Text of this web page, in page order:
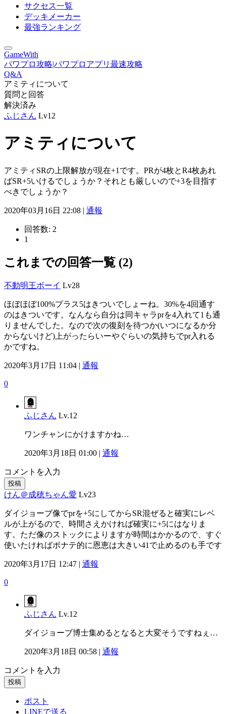
サクセス一覧
デッキメーカー
最強ランキング
GameWith
パワプロ攻略|パワプロアプリ最速攻略
Q&A
アミティについて
質問と回答
解決済み
ふじさん Lv12
アミティについて
アミティSRの上限解放が現在+1です。PRが4枚とR4枚あれ
ばSR+5いけるでしょうか？それとも厳しいので+3を目指す
べきでしょうか？
2020年03月16日 22:08 | 通報
回答数: 2
1
これまでの回答一覧 (2)
不動明王ボーイ Lv28
ほぼほぼ100%プラス5はきついでしょーね。30%を4回通す
のはきついです。なんなら自分は同キャラprを4入れて1も通
りませんでした。なので次の復刻を待つか(いつになるか分
からないけど)上がったらいーやぐらいの気持ちでpr入れる
かですね。
2020年3月17日 11:04 | 通報
0
ふじさん Lv.12
ワンチャンにかけますかね…
2020年3月18日 01:00 | 通報
コメントを入力
投稿
けん＠成穂ちゃん愛 Lv23
ダイジョーブ像でprを+5にしてからSR混ぜると確実にレベ
ルが上がるので、時間さえかければ確実に+5にはなりま
す。ただ像のストックによりますが時間はかかるので、すぐ
使いたければボナテ的に恩恵は大きい41で止めるのも手です
2020年3月17日 12:47 | 通報
0
ふじさん Lv.12
ダイジョーブ博士集めるとなると大変そうですねぇ…
2020年3月18日 00:58 | 通報
コメントを入力
投稿
ポスト
LINEで送る